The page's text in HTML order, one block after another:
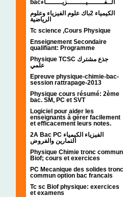
bacالــفــــــــيـــــــــزيــــــــاء
الكيمياء 2باك علوم الفيزياء وعلوم
الرياضية
Tc science ,Cours Physique
Enseignement Secondaire
qualifiant: Programme
Physique TCSC جذع مشترك
علمي
Epreuve physique-chimie-bac-
session rattrapage-2013
Physique cours résumé: 2ème
bac. SM, PC et SVT
Logiciel pour aider les
enseignants à gérer facilement
et efficacement leurs notes.
2A Bac PC الفيزياء الكيمياء
التمارين والفروض
Physique Chimie tronc commun
Biof; cours et exercices
PC Mecanique des solides tronc
commun option bac francais
Tc sc Biof physique: exercices
et examens